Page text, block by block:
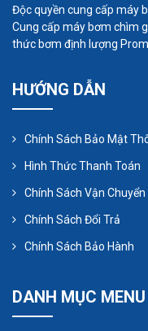
Độc quyền cung cấp máy
Cung cấp máy bơm chìm
thức bơm định lượng
HƯỚNG DẪN
Chính Sách Bảo Mật
Hình Thức Thanh Toán
Chính Sách Vận Chuyển
Chính Sách Đổi Trả
Chính Sách Bảo Hành
DANH MỤC MENU